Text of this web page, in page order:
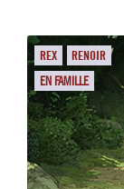
REX RENOIR
EN FAMILLE